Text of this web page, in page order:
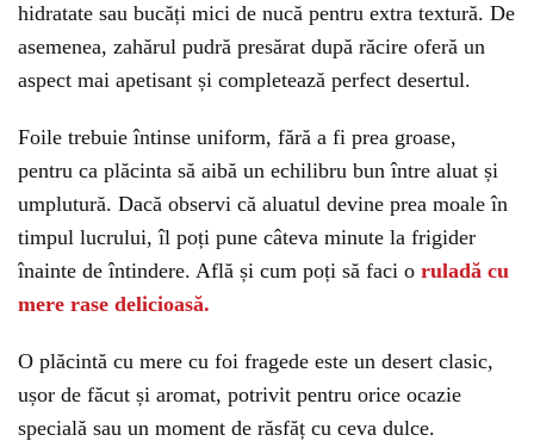
hidratate sau bucăți mici de nucă pentru extra textură. De
asemenea, zahărul pudră presărat după răcire oferă un
aspect mai apetisant și completează perfect desertul.
Foile trebuie întinse uniform, fără a fi prea groase,
pentru ca plăcinta să aibă un echilibru bun între aluat și
umplutură. Dacă observi că aluatul devine prea moale în
timpul lucrului, îl poți pune câteva minute la frigider
înainte de întindere. Află și cum poți să faci o ruladă cu
mere rase delicioasă.
O plăcintă cu mere cu foi fragede este un desert clasic,
ușor de făcut și aromat, potrivit pentru orice ocazie
specială sau un moment de răsfăț cu ceva dulce.